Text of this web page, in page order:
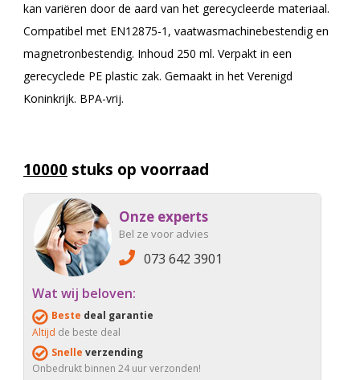
kan variëren door de aard van het gerecycleerde materiaal.
Compatibel met EN12875-1, vaatwasmachinebestendig en
magnetronbestendig. Inhoud 250 ml. Verpakt in een
gerecyclede PE plastic zak. Gemaakt in het Verenigd
Koninkrijk. BPA-vrij.
10000 stuks op voorraad
Onze experts
Bel ze voor advies
073 642 3901
Wat wij beloven:
Beste deal garantie
Altijd de beste deal
Snelle verzending
Onbedrukt binnen 24 uur verzonden!